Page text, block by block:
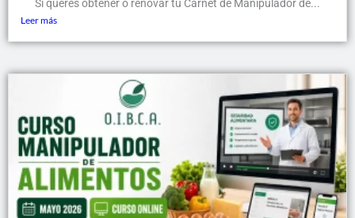
Si querés obtener o renovar tu Carnet de Manipulador de...
Leer más